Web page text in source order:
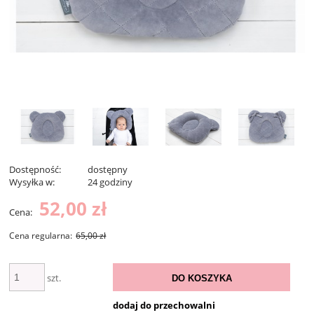
Dostępność:
dostępny
Wysyłka w:
24 godziny
Cena: 52,00 zł
Cena regularna: 65,00 zł
szt. DO KOSZYKA
dodaj do przechowalni